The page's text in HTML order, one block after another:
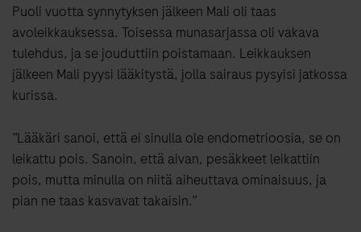
Puoli vuotta synnytyksen jälkeen Mali oli taas
avoleikkauksessa. Toisessa munasarjassa oli vakava
tulehdus, ja se jouduttiin poistamaan. Leikkauksen
jälkeen Mali pyysi lääkitystä, jolla sairaus pysyisi jatkossa
kurissa.
”Lääkäri sanoi, että ei sinulla ole endometrioosia, se on
leikattu pois. Sanoin, että aivan, pesäkkeet leikattiin
pois, mutta minulla on niitä aiheuttava ominaisuus, ja
pian ne taas kasvavat takaisin.”